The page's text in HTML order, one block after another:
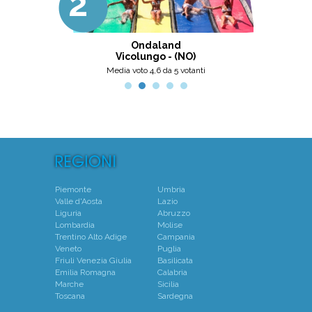
Ottima scelta, nel pinerolese il
meglio, secondo me.
Ondaland
Vicolungo - (NO)
Media voto 4,6 da 5 votanti
Piemonte
Valle d'Aosta
Liguria
Lombardia
Trentino Alto Adige
Veneto
Friuli Venezia Giulia
Emilia Romagna
Marche
Toscana
Umbria
Lazio
Abruzzo
Molise
Campania
Puglia
Basilicata
Calabria
Sicilia
Sardegna